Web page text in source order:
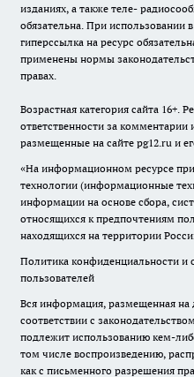
изданиях, а также теле-
обязательна. При использовании
гиперссылка на ресурс
применены нормы
правах.
Возрастная категория сайта 16+.
ответственности за
размещенные на сайте pg12.ru и
«На информационном ресурсе
технологии (информационные
информации на основе сбора,
относящихся к предпочтениям
находящихся на территории
Политика конфиденциальности и
пользователей
Вся информация, размещенная на
соответствии с
подлежит использованию кем-
том числе воспроизведению,
как с письменного разрешения